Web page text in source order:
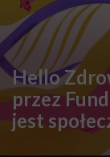
Hello
przez
jest